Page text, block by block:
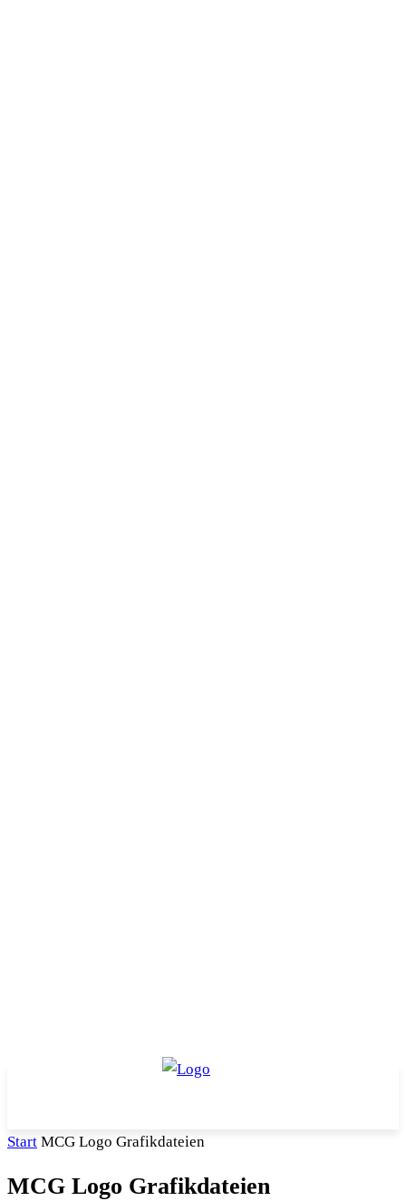
Start MCG Logo Grafikdateien
MCG Logo Grafikdateien